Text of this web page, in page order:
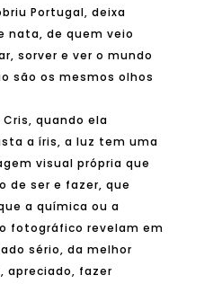
Portugal, deixa
nata, de quem veio
sorver e ver o mundo
são os mesmos olhos
quando ela
a íris, a luz tem uma
visual própria que
de ser e fazer, que
a química ou a
fotográfico revelam em
sério, da melhor
apreciado, fazer